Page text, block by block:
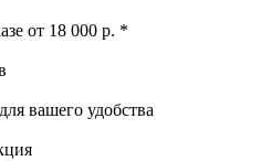
от 18 000 р. *
вашего удобства